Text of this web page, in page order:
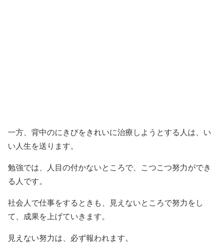
一方、背中のにきびをきれいに治療しようとする人は、い
い人生を送ります。
勉強では、人目の付かないところで、こつこつ努力ができ
る人です。
社会人で仕事をするときも、見えないところで努力をし
て、成果を上げていきます。
見えない努力は、必ず報われます。